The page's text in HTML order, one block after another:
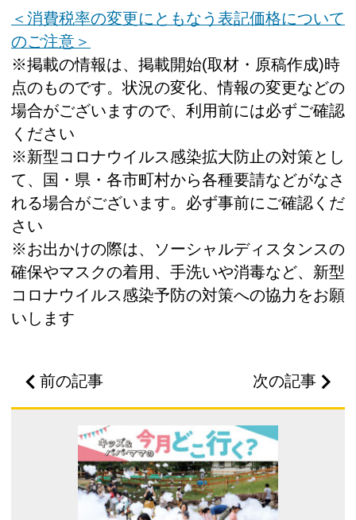
＜消費税率の変更にともなう表記価格について
のご注意＞
※掲載の情報は、掲載開始(取材・原稿作成)時
点のものです。状況の変化、情報の変更などの
場合がございますので、利用前には必ずご確認
ください
※新型コロナウイルス感染拡大防止の対策とし
て、国・県・各市町村から各種要請などがなさ
れる場合がございます。必ず事前にご確認くだ
さい
※お出かけの際は、ソーシャルディスタンスの
確保やマスクの着用、手洗いや消毒など、新型
コロナウイルス感染予防の対策への協力をお願
いします
前の記事 次の記事